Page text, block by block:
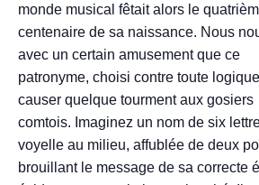
monde musical fêtait alors le
centenaire de sa naissance. Nous
avec un certain amusement que ce
patronyme, choisi contre toute
causer quelque tourment aux gosiers
comtois. Imaginez un nom de six
voyelle au milieu, affublée de deux
brouillant le message de sa correcte